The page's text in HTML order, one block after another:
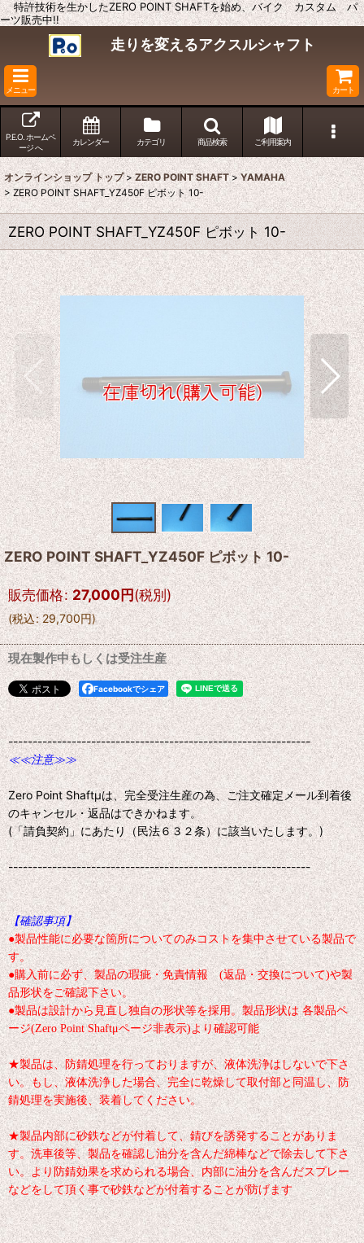
特許技術を生かしたZERO POINT SHAFTを始め、バイク カスタム パ
ーツ販売中!!
走りを変えるアクスルシャフト
メニュー カート
P.E.O. ホームペ
ージ へ
カレンダー カテゴリ 商品検索 ご利用案内
オンラインショップ トップ > ZERO POINT SHAFT > YAMAHA
> ZERO POINT SHAFT_YZ450F ピボット 10-
ZERO POINT SHAFT_YZ450F ピボット 10-
ZERO POINT SHAFT_YZ450F ピボット 10-
販売価格: 27,000円(税別)
(税込: 29,700円)
現在製作中もしくは受注生産
Facebookでシェア
--------------------------------------------------------------
≪≪注意≫≫
Zero Point Shaftμは、完全受注生産の為、ご注文確定メール到着後
のキャンセル・返品はできかねます。
(「請負契約」にあたり（民法６３２条）に該当いたします。)
--------------------------------------------------------------
【確認事項】
●製品性能に必要な箇所についてのみコストを集中させている製品で
す。
●購入前に必ず、製品の瑕疵・免責情報 (返品・交換について)や製
品形状をご確認下さい。
●製品は設計から見直し独自の形状等を採用。製品形状は 各製品ペ
ージ(Zero Point Shaftμページ非表示)より確認可能
★製品は、防錆処理を行っておりますが、液体洗浄はしないで下さ
い。もし、液体洗浄した場合、完全に乾燥して取付部と同温し、防
錆処理を実施後、装着してください。
★製品内部に砂鉄などが付着して、錆びを誘発することがありま
す。洗車後等、製品を確認し油分を含んだ綿棒などで除去して下さ
い。より防錆効果を求められる場合、内部に油分を含んだスプレー
などをして頂く事で砂鉄などが付着することが防げます